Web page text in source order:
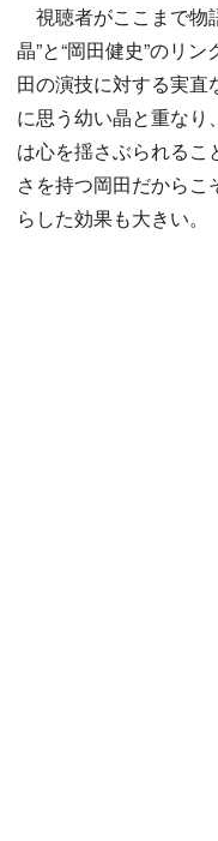
視聴者がここまで物
晶”と“岡田健史”のリ
田の演技に対する実直
に思う幼い晶と重なり
は心を揺さぶられる
さを持つ岡田だからこ
らした効果も大きい。